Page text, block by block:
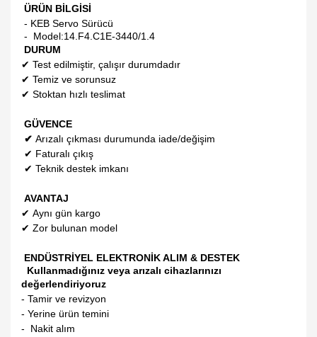
ÜRÜN BİLGİSİ
- KEB Servo Sürücü
- Model:14.F4.C1E-3440/1.4
DURUM
✔ Test edilmiştir, çalışır durumdadır
✔ Temiz ve sorunsuz
✔ Stoktan hızlı teslimat
GÜVENCE
✔ Arızalı çıkması durumunda iade/değişim
✔ Faturalı çıkış
✔ Teknik destek imkanı
AVANTAJ
✔ Aynı gün kargo
✔ Zor bulunan model
ENDÜSTRİYEL ELEKTRONİK ALIM & DESTEK
Kullanmadığınız veya arızalı cihazlarınızı
değerlendiriyoruz
- Tamir ve revizyon
- Yerine ürün temini
- Nakit alım